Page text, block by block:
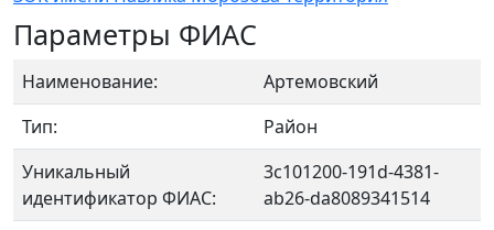
Параметры ФИАС
Наименование:
Артемовский
Тип:
Район
Уникальный
идентификатор ФИАС:
3c101200-191d-4381-
ab26-da8089341514